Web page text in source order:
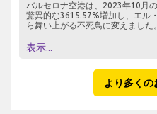
バルセロナ空港は、2023年10月
驚異的な3615.57%増加し、エル
ら舞い上がる不死鳥に変えました。
表示...
より多くの